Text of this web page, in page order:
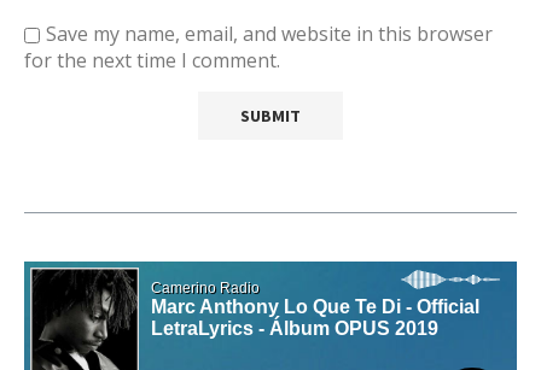
Save my name, email, and website in this browser
for the next time I comment.